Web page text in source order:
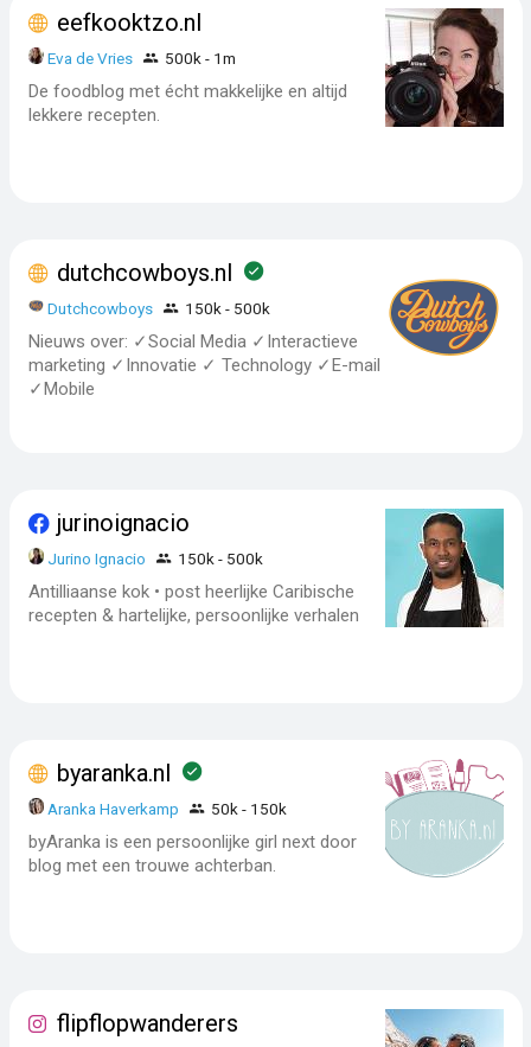
eefkooktzo.nl
Eva de Vries 500k - 1m
De foodblog met écht makkelijke en altijd
lekkere recepten.
dutchcowboys.nl
Dutchcowboys 150k - 500k
Nieuws over: ✓Social Media ✓Interactieve
marketing ✓Innovatie ✓ Technology ✓E-mail
✓Mobile
jurinoignacio
Jurino Ignacio 150k - 500k
Antilliaanse kok • post heerlijke Caribische
recepten & hartelijke, persoonlijke verhalen
byaranka.nl
Aranka Haverkamp 50k - 150k
byAranka is een persoonlijke girl next door
blog met een trouwe achterban.
flipflopwanderers